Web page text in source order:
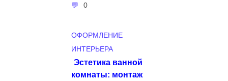
0
ОФОРМЛЕНИЕ
ИНТЕРЬЕРА
Эстетика ванной
комнаты: монтаж